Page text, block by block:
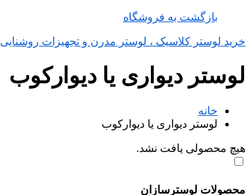
بازگشت به فروشگاه
خرید لوستر کلاسیک ، لوستر مدرن و تجهیزات روشنایی
لوستر دیواری یا دیوارکوب
خانه
لوستر دیواری یا دیوارکوب
هیچ محصولی یافت نشد.
محصولات لوسترسازان